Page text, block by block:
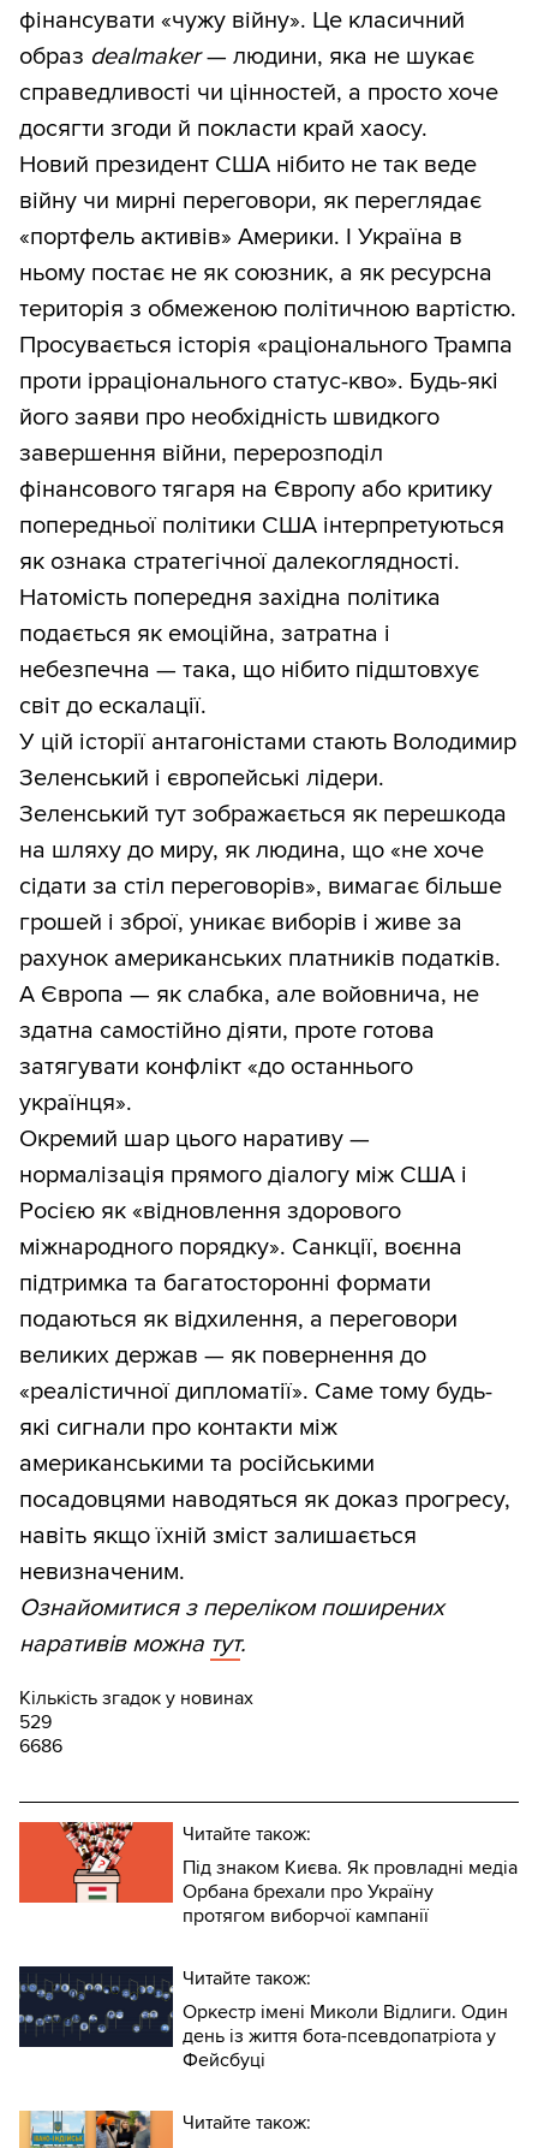
фінансувати «чужу війну». Це класичний
образ dealmaker— людини, яка не шукає
справедливості чи цінностей, а просто хоче
досягти згоди й покласти край хаосу.
Новий президент США нібито не так веде
війну чи мирні переговори, як переглядає
«портфель активів» Америки. І Україна в
ньому постає не як союзник, а як ресурсна
територія з обмеженою політичною вартістю.
Просувається історія «раціонального Трампа
проти ірраціонального статус-кво». Будь-які
його заяви про необхідність швидкого
завершення війни, перерозподіл
фінансового тягаря на Європу або критику
попередньої політики США інтерпретуються
як ознака стратегічної далекоглядності.
Натомість попередня західна політика
подається як емоційна, затратна і
небезпечна — така, що нібито підштовхує
світ до ескалації.
У цій історії антагоністами стають Володимир
Зеленський і європейські лідери.
Зеленський тут зображається як перешкода
на шляху до миру, як людина, що «не хоче
сідати за стіл переговорів», вимагає більше
грошей і зброї, уникає виборів і живе за
рахунок американських платників податків.
А Європа — як слабка, але войовнича, не
здатна самостійно діяти, проте готова
затягувати конфлікт «до останнього
українця».
Окремий шар цього наративу —
нормалізація прямого діалогу між США і
Росією як «відновлення здорового
міжнародного порядку». Санкції, воєнна
підтримка та багатосторонні формати
подаються як відхилення, а переговори
великих держав — як повернення до
«реалістичної дипломатії». Саме тому будь-
які сигнали про контакти між
американськими та російськими
посадовцями наводяться як доказ прогресу,
навіть якщо їхній зміст залишається
невизначеним.
Ознайомитися з переліком поширених
наративів можна тут.
Кількість згадок у новинах
529
6686
Читайте також:
Під знаком Києва. Як провладні медіа
Орбана брехали про Україну
протягом виборчої кампанії
Читайте також:
Оркестр імені Миколи Відлиги. Один
день із життя бота-псевдопатріота у
Фейсбуці
Читайте також: